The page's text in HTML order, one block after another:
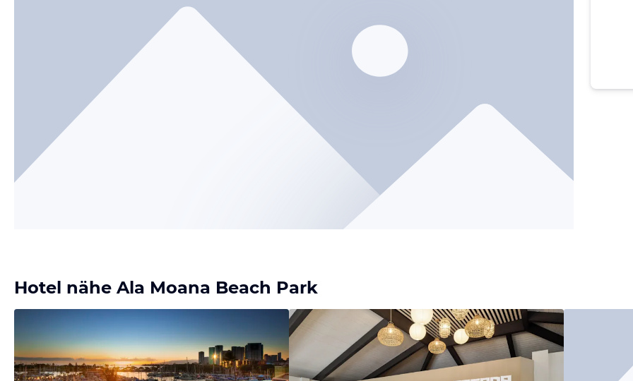
Hotel nähe Ala Moana Beach Park